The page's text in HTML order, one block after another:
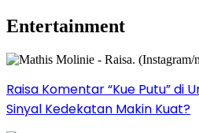
Entertainment
Raisa Komentar “Kue Putu” di
Sinyal Kedekatan Makin Kuat?